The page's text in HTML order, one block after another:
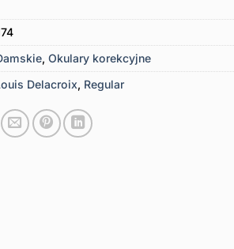
, Okulary korekcyjne
Delacroix, Regular